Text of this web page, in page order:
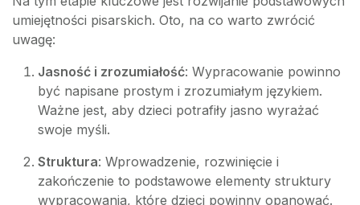
umiejętności pisarskich. Oto, na co warto zwrócić
uwagę:
Jasność i zrozumiałość: Wypracowanie powinno
być napisane prostym i zrozumiałym językiem.
Ważne jest, aby dzieci potrafiły jasno wyrażać
swoje myśli.
Struktura: Wprowadzenie, rozwinięcie i
zakończenie to podstawowe elementy struktury
wypracowania, które dzieci powinny opanować.